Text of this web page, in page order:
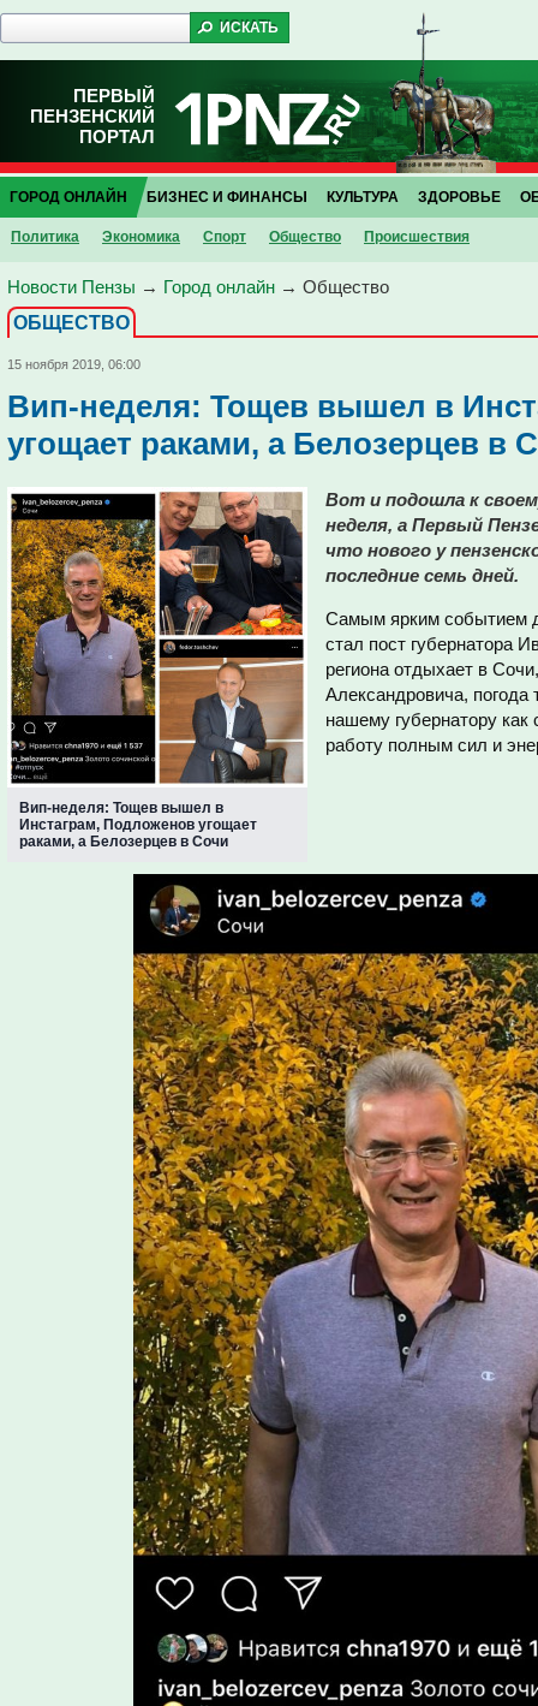
ПЕРВЫЙ
ПЕНЗЕНСКИЙ
ПОРТАЛ
ГОРОД ОНЛАЙН
Политика Экономика Спорт Общество Проиcшествия
БИЗНЕС И ФИНАНСЫ КУЛЬТУРА ЗДОРОВЬЕ
Новости Пензы → Город онлайн → Общество
ОБЩЕСТВО
15 ноября 2019, 06:00
Вип-неделя: Тощев вышел в
угощает раками, а Белозерцев в
Вип-неделя: Тощев вышел в
Инстаграм, Подложенов угощает
раками, а Белозерцев в Сочи
Вот и подошла к
неделя, а Первый
что нового у
последние семь дней.
Самым ярким событием
стал пост губернатора
региона отдыхает в
Александровича,
нашему губернатору как
работу полным сил и